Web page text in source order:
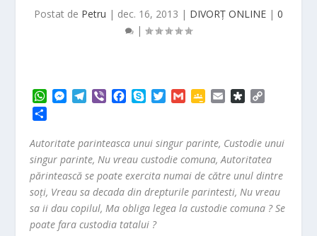
Postat de Petru | dec. 16, 2013 | DIVORȚ ONLINE | 0
|
W
t
A
p
p
M
s
n
g
e
r
T
e
g
r
a
m
V
e
e
o
o
k
p
T
t
t
e
r
G
i
l
G
g
e
C
l
a
i
D
s
p
o
r
a
y
i
n
k
r
t
a
j
e
a
z
Autoritate parinteasca unui singur parinte, Custodie unui
singur parinte, Nu vreau custodie comuna, Autoritatea
părintească se poate exercita numai de către unul dintre
soţi, Vreau sa decada din drepturile parintesti, Nu vreau
sa ii dau copilul, Ma obliga legea la custodie comuna ? Se
poate fara custodia tatalui ?